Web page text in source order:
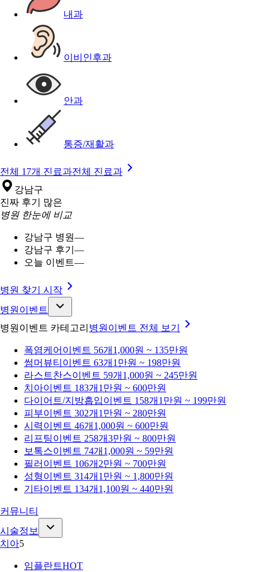
내과
이비인후과
안과
통증/재활과
전체 17개 진료과전체 진료과
강남구
진짜 후기 많은
병원 한눈에 비교
강남구 병원—
강남구 후기 —
오늘 이벤트—
병원 찾기 시작
병원이벤트
병원이벤트 카테고리 병원이벤트 전체 보기
폭염케어 이벤트 56개 1,000원 ~ 135만원
썸머뷰티 이벤트 63개 1만원 ~ 198만원
라스트찬스이벤트 59개 1,000원 ~ 245만원
치아이벤트 183개 1만원 ~ 600만원
다이어트/지방흡입이벤트 158개 1만원 ~ 199만원
피부이벤트 302개 1만원 ~ 280만원
시력이벤트 46개 1,000원 ~ 600만원
리프팅이벤트 258개3만원 ~ 800만원
보톡스이벤트 74개 1,000원 ~ 59만원
필러 이벤트 106개 2만원 ~ 700만원
성형이벤트 314개 1만원 ~ 1,800만원
기타이벤트 134개 1,100원 ~ 440만원
커뮤니티
시술정보
치아5
임플란트HOT